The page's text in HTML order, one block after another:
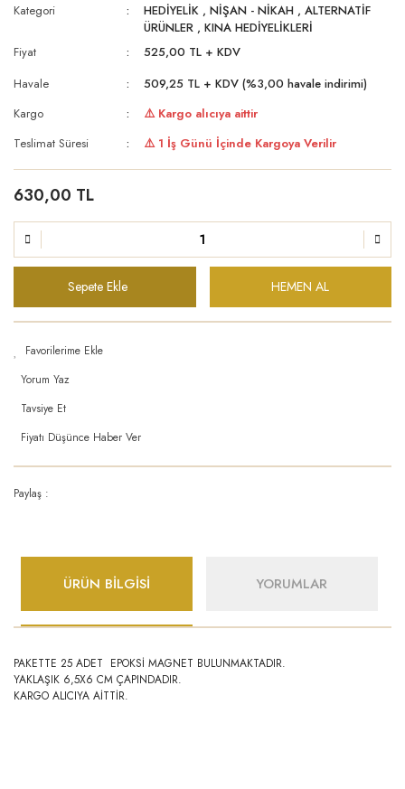
Kategori
HEDİYELİK ,NİŞAN - NİKAH ,ALTERNATİF
ÜRÜNLER ,KINA HEDİYELİKLERİ
Fiyat
525,00 TL + KDV
Havale
509,25 TL + KDV (%3,00 havale indirimi)
Kargo
⚠️ Kargo alıcıya aittir
Teslimat Süresi
⚠️ 1 İş Günü İçinde Kargoya Verilir
630,00 TL
Sepete Ekle HEMEN AL
Yorum Yaz
Tavsiye Et
Fiyatı Düşünce Haber Ver
Paylaş :
ÜRÜN BİLGİSİ YORUMLAR
PAKETTE 25 ADET EPOKSİ MAGNET BULUNMAKTADIR.
YAKLAŞIK 6,5X6 CM ÇAPINDADIR.
KARGO ALICIYA AİTTİR.